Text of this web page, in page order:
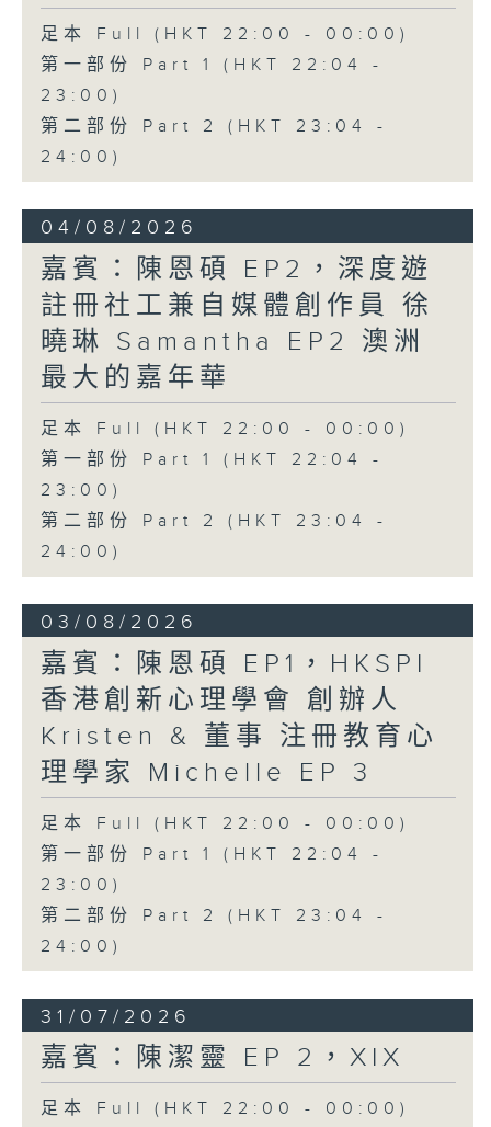
足本 Full (HKT 22:00 - 00:00)
第一部份 Part 1 (HKT 22:04 -
23:00)
第二部份 Part 2 (HKT 23:04 -
24:00)
04/08/2026
嘉賓：陳恩碩 EP2，深度遊
註冊社工兼自媒體創作員 徐
曉琳 Samantha EP2 澳洲
最大的嘉年華
足本 Full (HKT 22:00 - 00:00)
第一部份 Part 1 (HKT 22:04 -
23:00)
第二部份 Part 2 (HKT 23:04 -
24:00)
03/08/2026
嘉賓：陳恩碩 EP1，HKSPI
香港創新心理學會 創辦人
Kristen & 董事 注冊教育心
理學家 Michelle EP 3
足本 Full (HKT 22:00 - 00:00)
第一部份 Part 1 (HKT 22:04 -
23:00)
第二部份 Part 2 (HKT 23:04 -
24:00)
31/07/2026
嘉賓：陳潔靈 EP 2，XIX
足本 Full (HKT 22:00 - 00:00)